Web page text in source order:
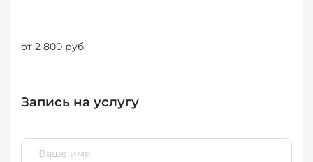
от 2 800 руб.
Запись на услугу